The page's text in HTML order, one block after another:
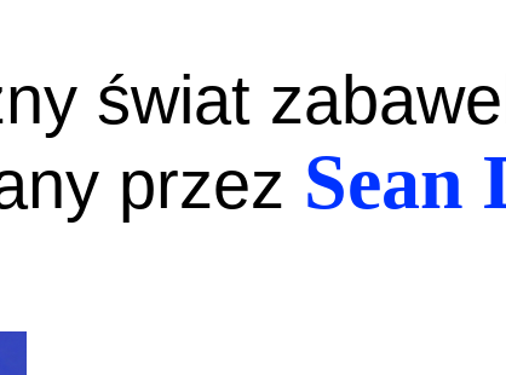
świat
przez Sean